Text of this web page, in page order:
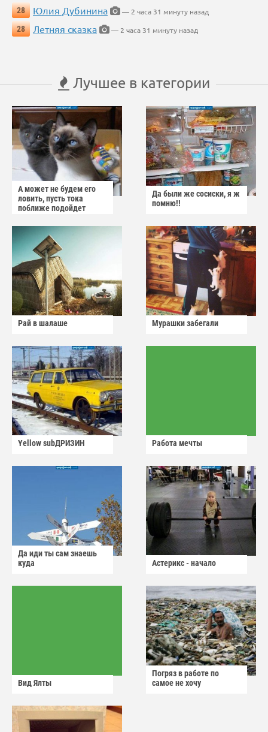
28
Юлия Дубинина
— 2 часа 31 минуту назад
28
Летняя сказка — 2 часа 31 минуту назад
Лучшее в категории
А может не будем его
ловить, пусть тока
поближе подойдет
Да были же сосиски, я ж
помню!!
Рай в шалаше Мурашки забегали
Yellow subДРИЗИН Работа мечты
Да иди ты сам знаешь
куда
Астерикс - начало
Вид Ялты
Погряз в работе по
самое не хочу